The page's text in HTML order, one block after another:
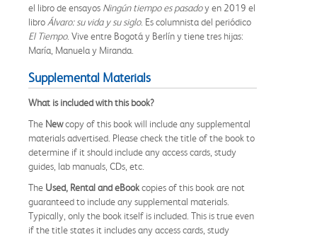
el libro de ensayos Ningún tiempo es pasadoy en 2019 el
libro Álvaro: su vida y su siglo. Es columnista del periódico
El Tiempo. Vive entre Bogotá y Berlín y tiene tres hijas:
María, Manuela y Miranda.
Supplemental Materials
What is included with this book?
The Newcopy of this book will include any supplemental
materials advertised. Please check the title of the book to
determine if it should include any access cards, study
guides, lab manuals, CDs, etc.
The Used, Rental and eBookcopies of this book are not
guaranteed to include any supplemental materials.
Typically, only the book itself is included. This is true even
if the title states it includes any access cards, study